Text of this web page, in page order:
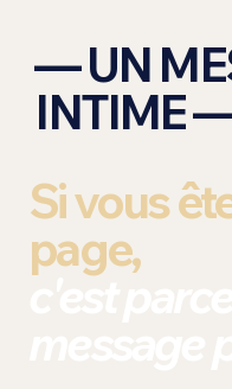
— UN
INTIME
Si vous
page,
c'est parce